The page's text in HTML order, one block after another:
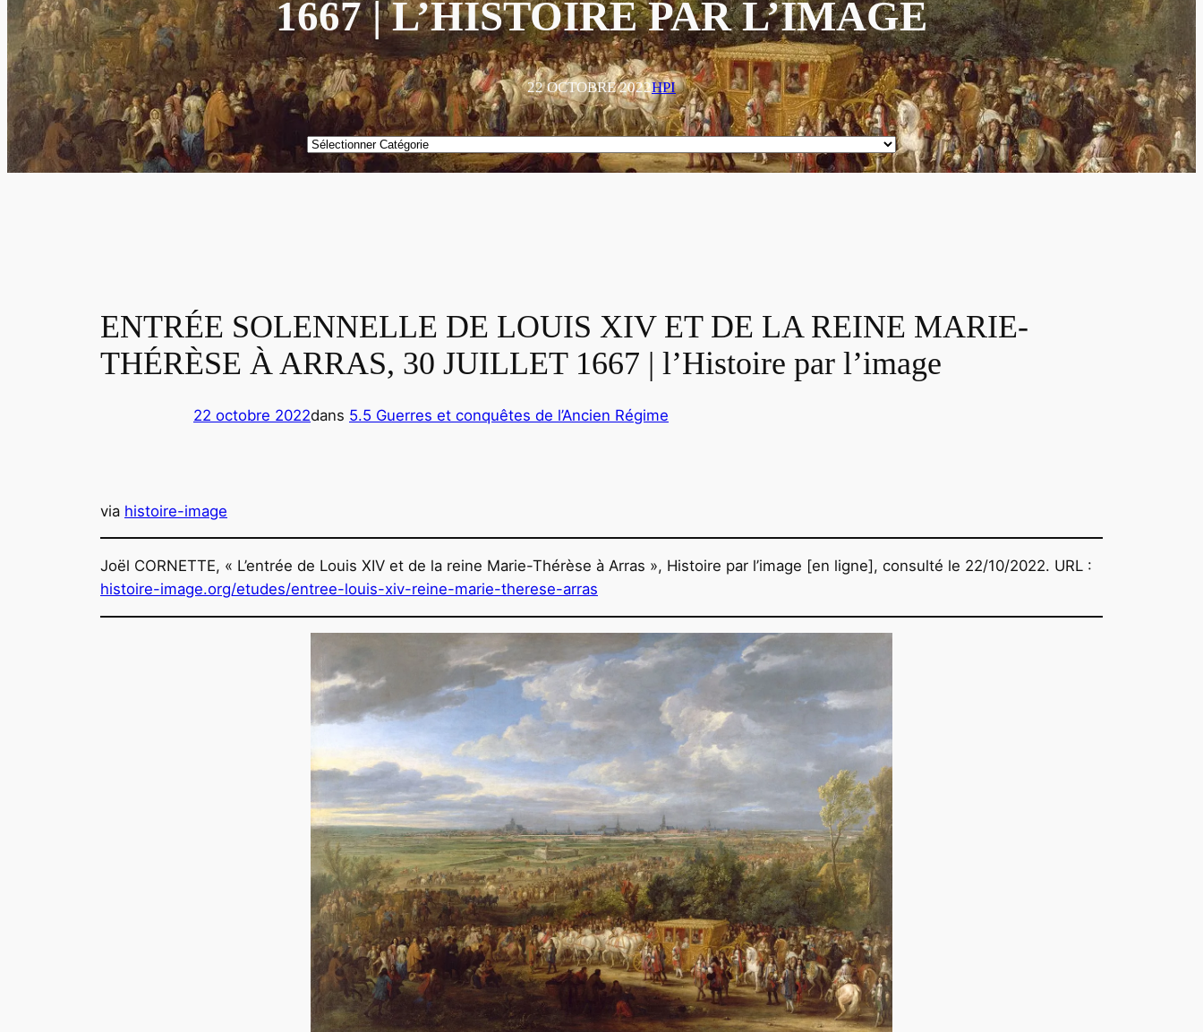
1667 | L’HISTOIRE PAR L’IMAGE
22 OCTOBRE 2022HPI
Catégories
ENTRÉE SOLENNELLE DE LOUIS XIV ET DE LA REINE MARIE-
THÉRÈSE À ARRAS, 30 JUILLET 1667 | l’Histoire par l’image
22 octobre 2022dans 5.5 Guerres et conquêtes de l’Ancien Régime
via histoire-image
Joël CORNETTE, « L’entrée de Louis XIV et de la reine Marie-Thérèse à Arras », Histoire par l’image [en ligne], consulté le 22/10/2022. URL :
histoire-image.org/etudes/entree-louis-xiv-reine-marie-therese-arras